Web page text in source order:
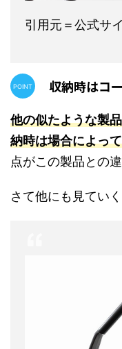
引用元＝公式サ
収納時はコ
他の似たような製
納時は場合によっ
点がこの製品との
さて他にも見てい